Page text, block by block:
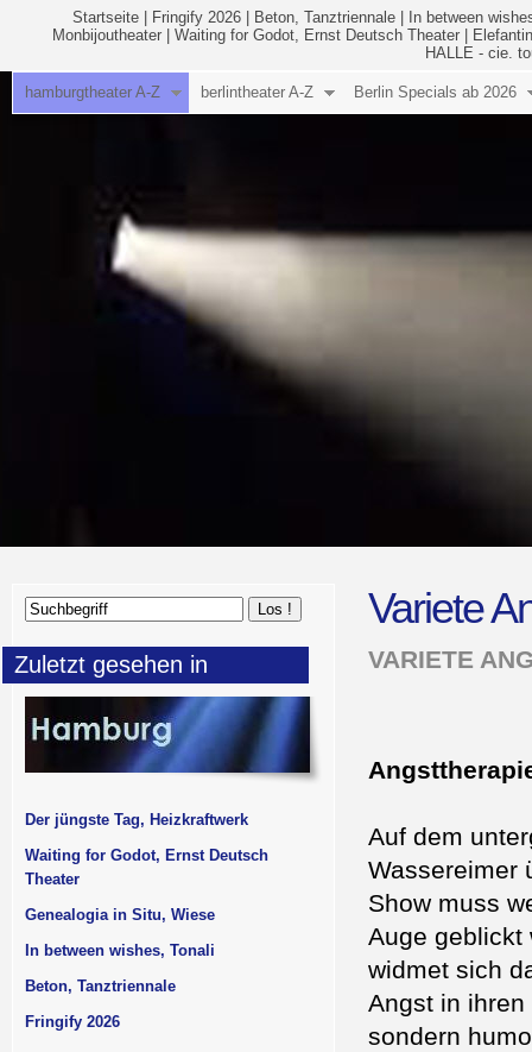
Startseite Fringify 2026 Beton, Tanztriennale
In between
Monbijoutheater
Waiting for Godot, Ernst Deutsch Theater
HALLE - cie.
hamburgtheater A-Z berlintheater A-Z Berlin Specials ab 2026
Variete
VARIETE
Auf dem
Wassereimer
Show muss
Auge geblickt
widmet sich
Angst in
sondern
Zuletzt gesehen in
Der jüngste Tag, Heizkraftwerk
Waiting for Godot, Ernst Deutsch
Theater
Genealogia in Situ, Wiese
In between wishes, Tonali
Beton, Tanztriennale
Fringify 2026